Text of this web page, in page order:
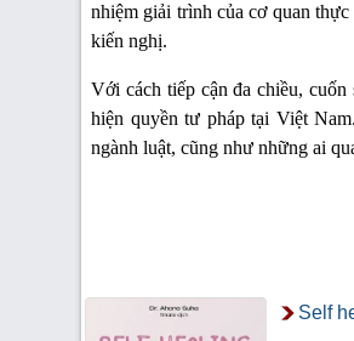
nhiệm giải trình của cơ quan
kiến nghị.
Với cách tiếp cận đa chiều,
hiện quyền tư pháp tại Việt
ngành luật, cũng như những ai
Self